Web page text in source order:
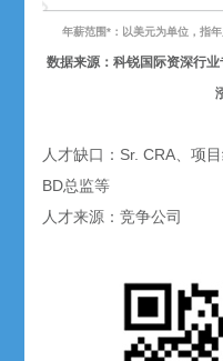
年薪范围*：以美元为单位，指
数据来源：科锐国际资深行
人才缺口：Sr. CRA、项
BD总监等
人才来源：竞争公司